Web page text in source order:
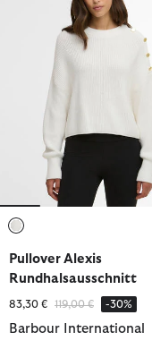
Pullover Alexis
Rundhalsausschnitt
83,30 € Reduziert von
119,00 €bis-30%
Barbour International